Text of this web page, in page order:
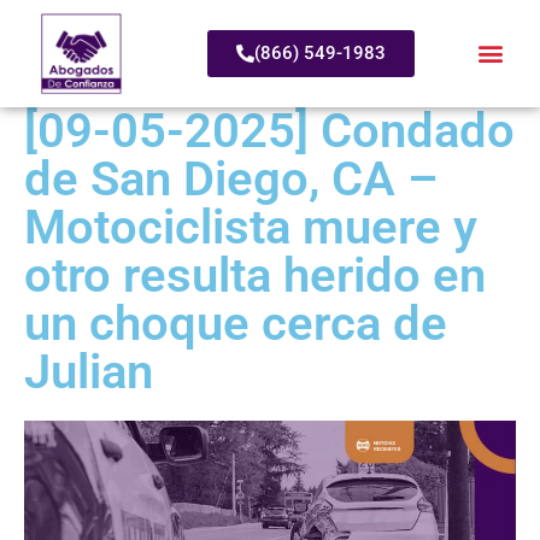
(866) 549-1983
[09-05-2025] Condado
de San Diego, CA –
Motociclista muere y
otro resulta herido en
un choque cerca de
Julian